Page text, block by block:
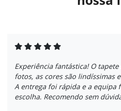
Experiência fantástica! O
fotos, as cores são lindíssimas
A entrega foi rápida e a equipa
escolha. Recomendo sem